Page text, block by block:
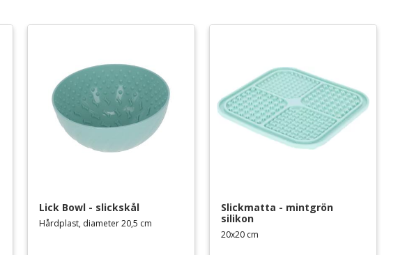
Lick Bowl - slickskål
Hårdplast, diameter 20,5 cm
Slickmatta - mintgrön
silikon
20x20 cm